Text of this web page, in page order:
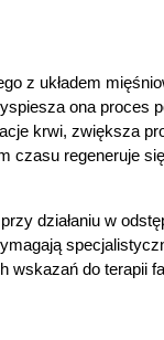
z układem
ona proces
krwi, zwiększa
czasu regeneruje
działaniu w
wskazań do terapii